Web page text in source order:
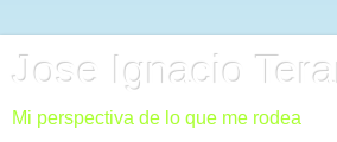
Jose Ignacio
Mi perspectiva de lo que me rodea